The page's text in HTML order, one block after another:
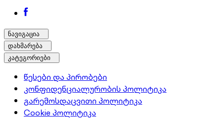
ნავიგაცია
დახმარება
კატეგორიები
წესები და პირობები
კონფიდენციალურობის პოლიტიკა
გარემოსდაცვითი პოლიტიკა
Cookie პოლიტიკა